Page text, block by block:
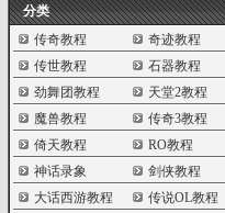
分类
传奇教程
奇迹教程
传世教程
石器教程
劲舞团教程
天堂2教程
魔兽教程
传奇3教程
倚天教程
RO教程
神话录象
剑侠教程
大话西游教程
传说OL教程